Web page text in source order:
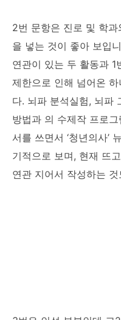
2번 문항은 진로 및 학
을 넣는 것이 좋아 보입
연관이 있는 두 활동과 1
제한으로 인해 넘어온
다. 뇌파 분석실험, 뇌파
방법과 의 수제작 프로
서를 쓰면서 ‘청년의사’
기적으로 보며, 현재 뜨
연관 지어서 작성하는